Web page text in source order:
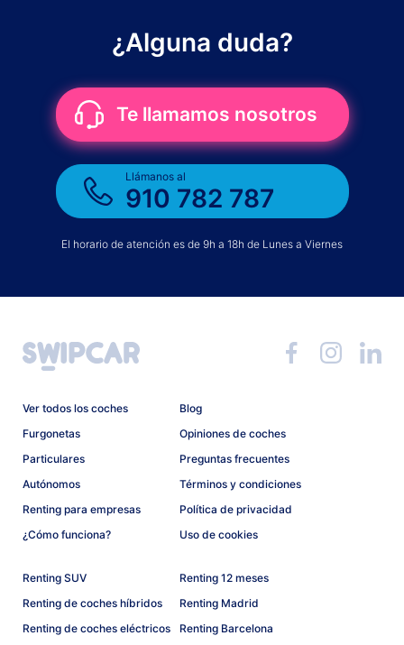
¿Alguna duda?
Te llamamos nosotros
Llámanos al
910 782 787
El horario de atención es de 9h a 18h de Lunes a Viernes
Ver todos los coches
Furgonetas
Particulares
Autónomos
Renting para empresas
¿Cómo funciona?
Blog
Opiniones de coches
Preguntas frecuentes
Términos y condiciones
Política de privacidad
Uso de cookies
Renting SUV
Renting de coches híbridos
Renting de coches eléctricos
Renting 12 meses
Renting Madrid
Renting Barcelona